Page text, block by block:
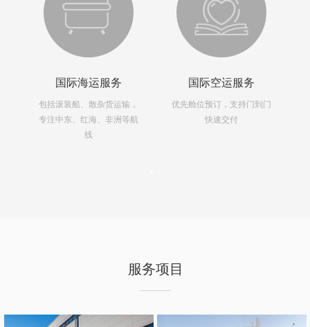
国际海运服务
包括滚装船、散杂货运输，
专注中东、红海、非洲等航
线
国际空运服务
优先舱位预订，支持门到门
快速交付
服务项目